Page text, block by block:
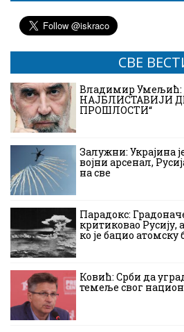
СВЕ
Владимир Умељић:
НАЈБЛИСТАВИЈИ
ПРОШЛОСТИ“
Залужни: Украјина
војни арсенал,
на све
Парадокс:
критиковао Русију,
ко је бацио атомску
Ковић: Срби да
темеље свог